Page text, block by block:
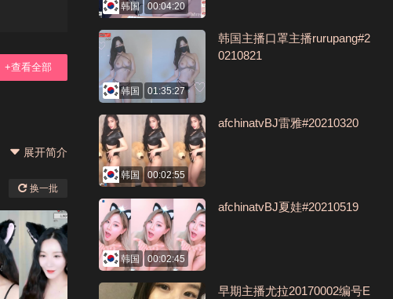
+查看全部
展开简介
换一批
韩国 00:04:20
韩国 01:35:27
韩国主播口罩主播rurupang#2
0210821
韩国 00:02:55
afchinatvBJ雷雅#20210320
韩国 00:02:45
afchinatvBJ夏娃#20210519
早期主播尤拉20170002编号E